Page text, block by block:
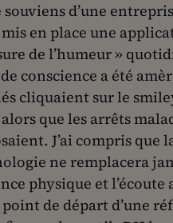
souviens d’une
en place une
de l’humeur »
conscience a été
cliquaient sur le
que les arrêts
J’ai compris que
ne remplacera
physique et l’écoute
de départ d’une